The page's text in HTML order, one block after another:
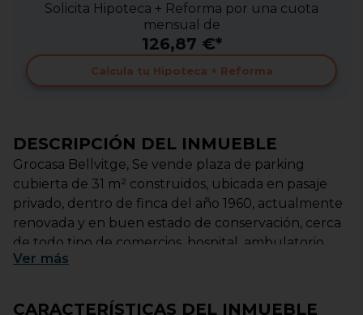
Solicita Hipoteca + Reforma por una cuota
mensual de
126,87 €*
Calcula tu Hipoteca + Reforma
DESCRIPCIÓN DEL INMUEBLE
Grocasa Bellvitge, Se vende plaza de parking
cubierta de 31 m² construidos, ubicada en pasaje
privado, dentro de finca del año 1960, actualmente
renovada y en buen estado de conservación, cerca
de todo tipo de comercios, hospital, ambulatorio,
colegios y supermercados, a 2 minutos de todo tipo
minutos del metro L1 y parada de autobús (M14, 79,
Ver más
CARACTERÍSTICAS DEL INMUEBLE